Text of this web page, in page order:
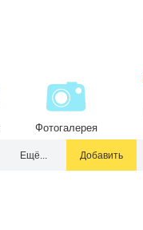
Фотогалерея
Ещё... Добавить